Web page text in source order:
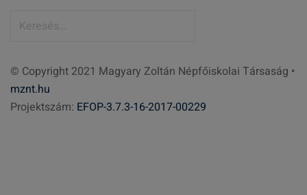
e
s
é
© Copyright 2021 Magyary Zoltán Népfőiskolai Társaság •
mznt.hu
Projektszám: EFOP-3.7.3-16-2017-00229